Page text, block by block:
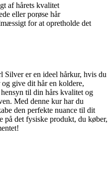
af hårets kvalitet
eller porøse hår
for at opretholde det
Silver er en ideel hårkur, hvis du
give dit hår en koldere,
til din hårs kvalitet og
Med denne kur har du
den perfekte nuance til dit
på det fysiske produkt, du køber,